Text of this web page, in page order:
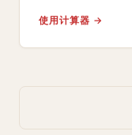
使用计算器 →